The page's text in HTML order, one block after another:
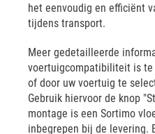
het eenvoudig en efficiënt
tijdens transport.
Meer gedetailleerde
voertuigcompatibiliteit is te
of door uw voertuig te
Gebruik hiervoor de knop
montage is een Sortimo
inbegrepen bij de levering.